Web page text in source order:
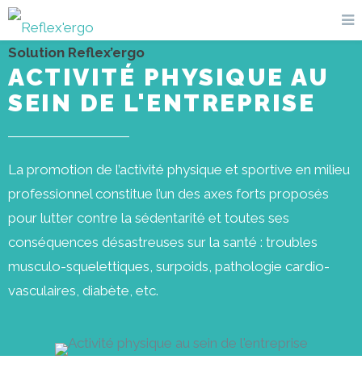
Solution Reflex’ergo
ACTIVITÉ PHYSIQUE AU
SEIN DE L'ENTREPRISE
La promotion de l’activité physique et sportive en milieu
professionnel constitue l’un des axes forts proposés
pour lutter contre la sédentarité et toutes ses
conséquences désastreuses sur la santé : troubles
musculo-squelettiques, surpoids, pathologie cardio-
vasculaires, diabète, etc.